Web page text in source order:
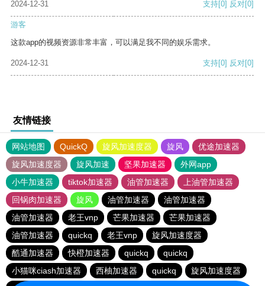
2024-12-31
支持[0] 反对[0]
游客
这款app的视频资源非常丰富，可以满足我不同的娱乐需求。
2024-12-31 支持[0] 反对[0]
友情链接
网站地图 QuickQ 旋风加速度器 旋风
优途加速器
旋风加速度器
旋风加速 坚果加速器
外网app
小牛加速器
tiktok加速器 油管加速器
上油管加速器
回锅肉加速器
旋风 油管加速器
油管加速器
油管加速器
老王vnp 芒果加速器
芒果加速器
油管加速器
quickq 老王vnp
旋风加速度器
酷通加速器
快橙加速器 quickq
quickq
小猫咪ciash加速器
西柚加速器 quickq
旋风加速度器